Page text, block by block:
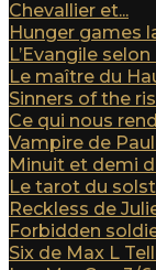
Chevallier et...
Hunger games
L’Evangile
Le maître du
Sinners of the
Ce qui nous
Vampire de
Minuit et demi
Le tarot du
Reckless de
Forbidden
Six de Max L